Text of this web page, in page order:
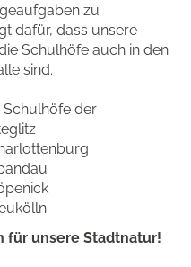
zu
dafür, dass unsere
Schulhöfe auch in den
sind.
Schulhöfe der
für unsere Stadtnatur!